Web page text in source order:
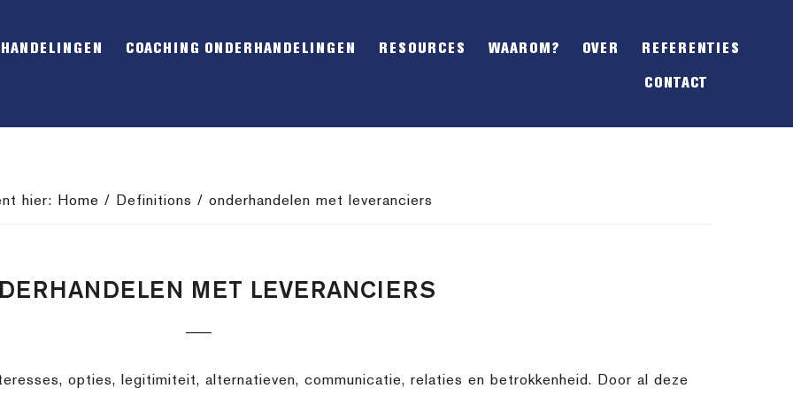
OFFSCREEN
COACHING ONDERHANDELINGEN RESOURCES WAAROM? OVER REFERENTIES
CONTACT
hier: Home / Definitions / onderhandelen met leveranciers
MET LEVERANCIERS
opties, legitimiteit, alternatieven, communicatie, relaties en betrokkenheid. Door al deze